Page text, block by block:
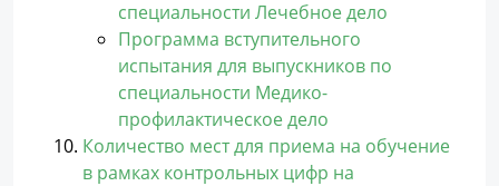
специальности Лечебное дело
Программа вступительного
испытания для выпускников по
специальности Медико-
профилактическое дело
Количество мест для приема на обучение
в рамках контрольных цифр на